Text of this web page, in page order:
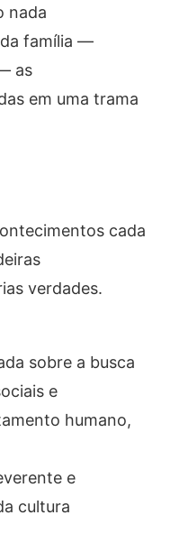
nada
família —
as
em uma trama
cada
verdades.
sobre a busca
e
humano,
e
cultura